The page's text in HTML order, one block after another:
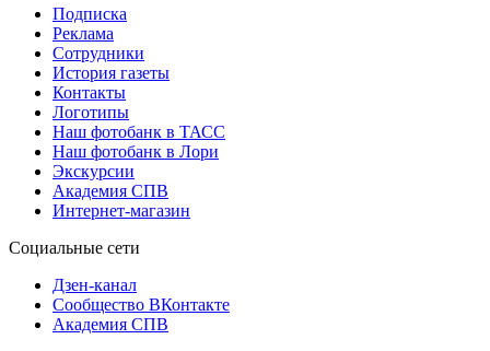
Подписка
Реклама
Сотрудники
История газеты
Контакты
Логотипы
Наш фотобанк в ТАСС
Наш фотобанк в Лори
Экскурсии
Академия СПВ
Интернет-магазин
Социальные сети
Дзен-канал
Сообщество ВКонтакте
Академия СПВ